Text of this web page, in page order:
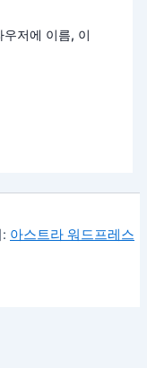
저에 이름, 이
아스트라 워드프레스